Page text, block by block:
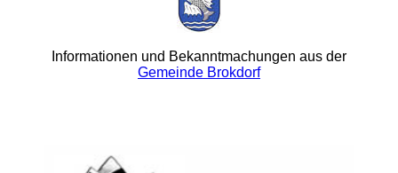
Informationen und Bekanntmachungen aus der
Gemeinde Brokdorf